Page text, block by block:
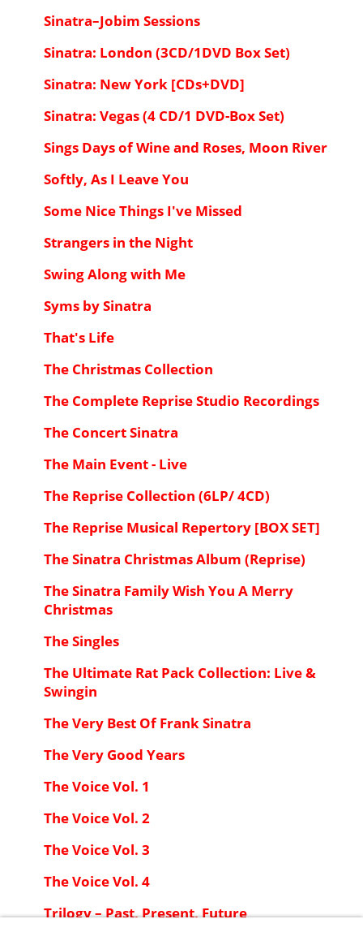
Sinatra–Jobim Sessions
Sinatra: London (3CD/1DVD Box Set)
Sinatra: New York [CDs+DVD]
Sinatra: Vegas (4 CD/1 DVD-Box Set)
Sings Days of Wine and Roses, Moon River
Softly, As I Leave You
Some Nice Things I've Missed
Strangers in the Night
Swing Along with Me
Syms by Sinatra
That's Life
The Christmas Collection
The Complete Reprise Studio Recordings
The Concert Sinatra
The Main Event - Live
The Reprise Collection (6LP/ 4CD)
The Reprise Musical Repertory [BOX SET]
The Sinatra Christmas Album (Reprise)
The Sinatra Family Wish You A Merry
Christmas
The Singles
The Ultimate Rat Pack Collection: Live &
Swingin
The Very Best Of Frank Sinatra
The Very Good Years
The Voice Vol. 1
The Voice Vol. 2
The Voice Vol. 3
The Voice Vol. 4
Trilogy – Past, Present, Future